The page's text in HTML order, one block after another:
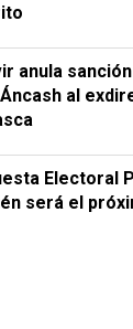
anula
Áncash al
Electoral
será el